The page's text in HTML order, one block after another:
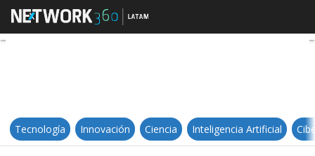
Batalla de Boyacá, 200 años: la
Tecnología Innovación Ciencia Inteligencia Artificial